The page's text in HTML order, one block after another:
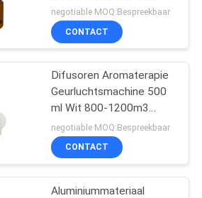
diffuser machine voor
toilet
negotiable MOQ:Bespreekbaar
CONTACT
Difusoren Aromaterapie
Geurluchtsmachine 500
ml Wit 800-1200m3
Geurbedekking
negotiable MOQ:Bespreekbaar
CONTACT
Aluminiummateriaal